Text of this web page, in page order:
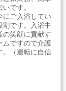
です。
にご入浴してい
割です。入浴中
の笑顔に貢献す
ムですので介護
。（運転に自信